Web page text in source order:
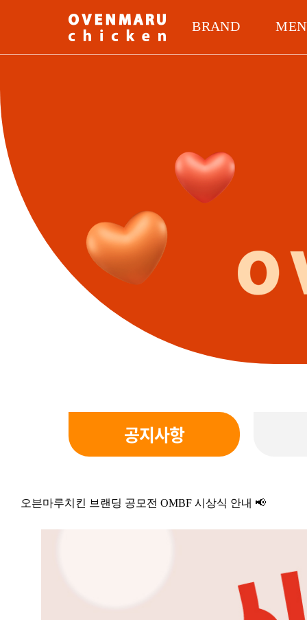
BRAND
공지사항
오븐마루치킨 브랜딩 공모전 OMBF 시상식 안내 📢